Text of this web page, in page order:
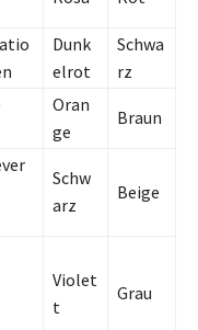
Dunk
elrot
Schwa
rz
Oran
ge
Braun
Schw
arz
Beige
Violet
t
Grau